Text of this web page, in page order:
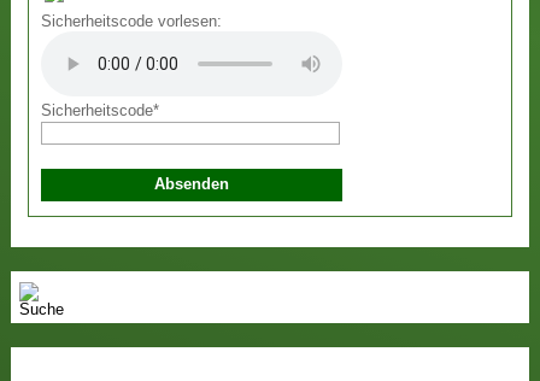
Sicherheitscode vorlesen:
Sicherheitscode*